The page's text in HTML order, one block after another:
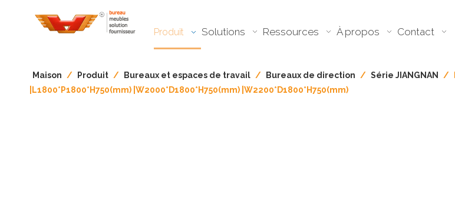
Produit Solutions Ressources À propos Contact
Maison / Produit / Bureaux et espaces de travail​​​​​​​ / Bureaux de direction / Série JIANGNAN /
|L1800*P1800*H750(mm) |W2000*D1800*H750(mm) |W2200*D1800*H750(mm)